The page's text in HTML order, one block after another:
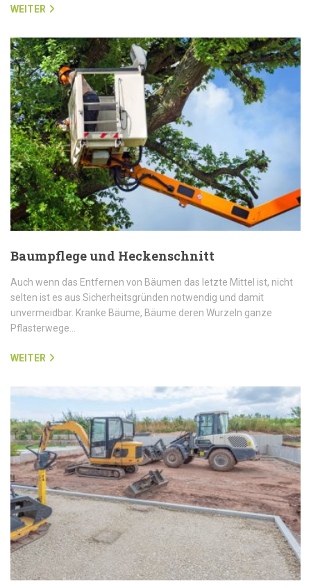
WEITER
Baumpflege und Heckenschnitt
Auch wenn das Entfernen von Bäumen das letzte Mittel ist, nicht
selten ist es aus Sicherheitsgründen notwendig und damit
unvermeidbar. Kranke Bäume, Bäume deren Wurzeln ganze
Pflasterwege…
WEITER